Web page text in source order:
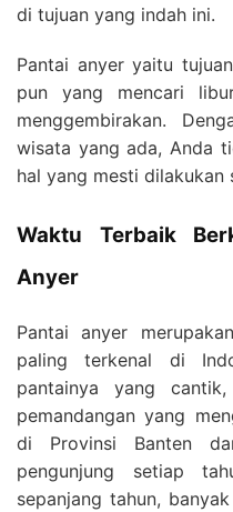
di tujuan yang indah ini.
Pantai anyer yaitu
pun yang mencari
menggembirakan.
wisata yang ada, Anda
hal yang mesti dilakukan
Waktu Terbaik
Anyer
Pantai anyer
paling terkenal di
pantainya yang
pemandangan yang
di Provinsi Banten
pengunjung setiap
sepanjang tahun,